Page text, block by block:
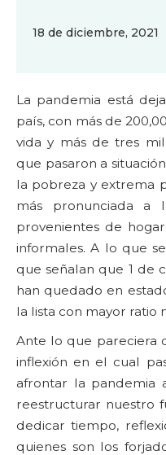
18 de diciembre, 2021
La pandemia está
país, con más de
vida y más de tres
que pasaron a
la pobreza y extrema
más pronunciada a
provenientes de
informales. A lo que
que señalan que 1 de
han quedado en
la lista con mayor ratio
Ante lo que pareciera
inflexión en el cual
afrontar la pandemia
reestructurar nuestro
dedicar tiempo,
quienes son los